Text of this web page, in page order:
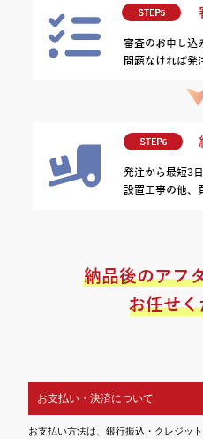
お支払い・決済について
お支払い方法は、銀行振込・クレジッ